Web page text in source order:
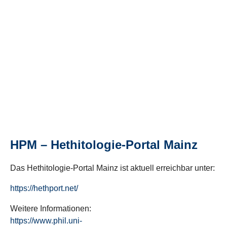
HPM – Hethitologie-Portal Mainz
Das Hethitologie-Portal Mainz ist aktuell erreichbar unter:
https://hethport.net/
Weitere Informationen:
https://www.phil.uni-